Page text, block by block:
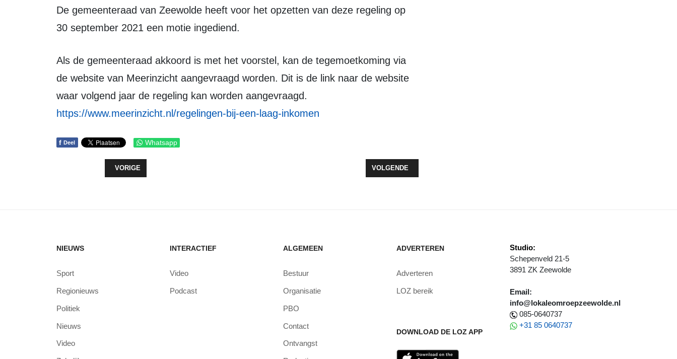
De gemeenteraad van Zeewolde heeft voor het opzetten van deze regeling op
30 september 2021 een motie ingediend.
Als de gemeenteraad akkoord is met het voorstel, kan de tegemoetkoming via
de website van Meerinzicht aangevraagd worden. Dit is de link naar de website
waar volgend jaar de regeling kan worden aangevraagd.
https://www.meerinzicht.nl/regelingen-bij-een-laag-inkomen
f Deel Whatsapp
VORIG ARTIKEL: PIETENHUIS GEOPEND IN ZEEWOLDE
VORIGE VOLGENDE ARTIKEL: BRANDWEER JEFFREY AAN HET WOORD
VOLGENDE
NIEUWS
Sport
Regionieuws
Politiek
Nieuws
Video
INTERACTIEF
Video
Podcast
ALGEMEEN
Bestuur
Organisatie
PBO
Contact
Ontvangst
ADVERTEREN
Adverteren
LOZ bereik
DOWNLOAD DE LOZ APP
Studio:
Schepenveld 21-5
3891 ZK Zeewolde
Email:
info@lokaleomroepzeewolde.nl
085-0640737
+31 85 0640737